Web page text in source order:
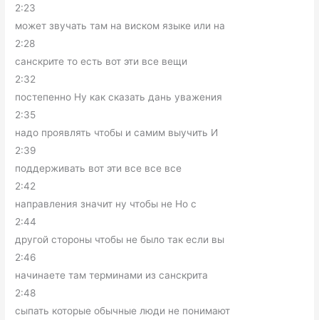
2:23
может звучать там на виском языке или на
2:28
санскрите то есть вот эти все вещи
2:32
постепенно Ну как сказать дань уважения
2:35
надо проявлять чтобы и самим выучить И
2:39
поддерживать вот эти все все все
2:42
направления значит ну чтобы не Но с
2:44
другой стороны чтобы не было так если вы
2:46
начинаете там терминами из санскрита
2:48
сыпать которые обычные люди не понимают